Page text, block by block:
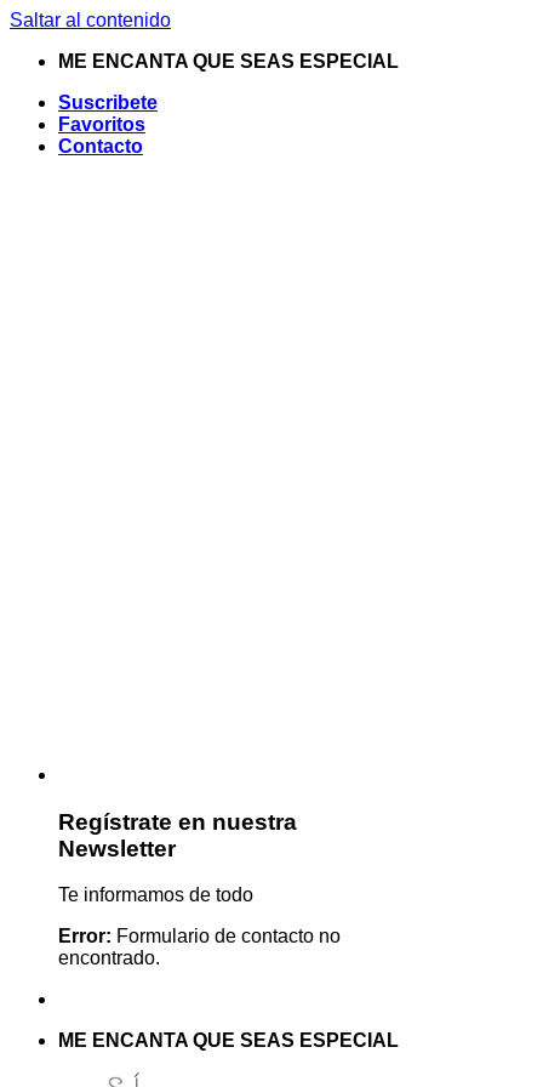
Saltar al contenido
ME ENCANTA QUE SEAS ESPECIAL
Suscribete
Favoritos
Contacto
Regístrate en nuestra
Newsletter
Te informamos de todo
Error: Formulario de contacto no
encontrado.
ME ENCANTA QUE SEAS ESPECIAL